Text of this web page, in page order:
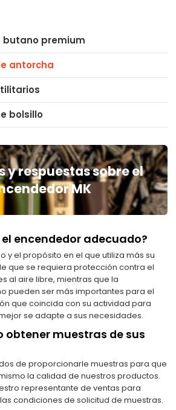
premium
antorcha
bolsillo
y respuestas sobre el
MK
el encendedor adecuado?
y el propósito en el que utiliza más su
que se requiera protección contra el
al aire libre, mientras que la
pueden ser más importantes para el
que coincida con su actividad para
se adapte a sus necesidades.
obtener muestras de sus
de proporcionarle muestras para que
la calidad de nuestros productos.
representante de ventas para
condiciones de solicitud de muestras.